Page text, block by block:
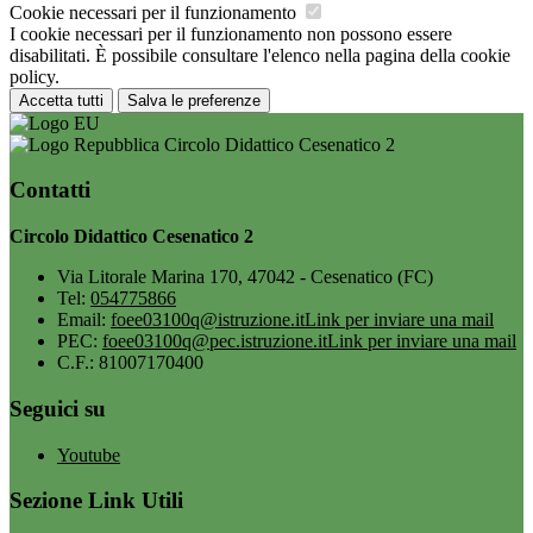
Cookie necessari per il funzionamento
I cookie necessari per il funzionamento non possono essere
disabilitati. È possibile consultare l'elenco nella pagina della cookie
policy.
Accetta tutti Salva le preferenze
Circolo Didattico Cesenatico 2
Contatti
Circolo Didattico Cesenatico 2
Via Litorale Marina 170, 47042 - Cesenatico (FC)
Tel: 054775866
Email: foee03100q@istruzione.itLink per inviare una mail
PEC: foee03100q@pec.istruzione.itLink per inviare una mail
C.F.: 81007170400
Seguici su
Youtube
Sezione Link Utili